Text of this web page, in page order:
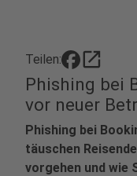
Teilen: open_in_new
Phishing bei
vor neuer
Phishing bei
täuschen
vorgehen und wie